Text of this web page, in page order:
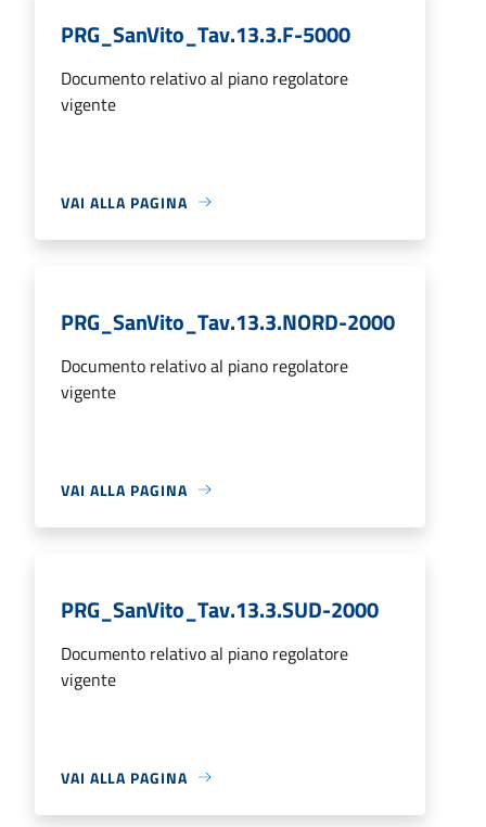
PRG_SanVito_Tav.13.3.F-5000
Documento relativo al piano regolatore
vigente
VAI ALLA PAGINA
PRG_SanVito_Tav.13.3.NORD-2000
Documento relativo al piano regolatore
vigente
VAI ALLA PAGINA
PRG_SanVito_Tav.13.3.SUD-2000
Documento relativo al piano regolatore
vigente
VAI ALLA PAGINA